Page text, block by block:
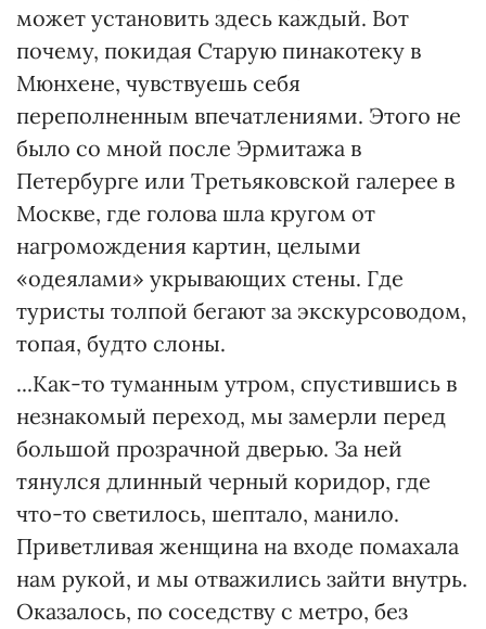
может установить здесь каждый. Вот
почему, покидая Старую пинакотеку в
Мюнхене, чувствуешь себя
переполненным впечатлениями. Этого не
было со мной после Эрмитажа в
Петербурге или Третьяковской галерее в
Москве, где голова шла кругом от
нагромождения картин, целыми
«одеялами» укрывающих стены. Где
туристы толпой бегают за экскурсоводом,
топая, будто слоны.
...Как-то туманным утром, спустившись в
незнакомый переход, мы замерли перед
большой прозрачной дверью. За ней
тянулся длинный черный коридор, где
что-то светилось, шептало, манило.
Приветливая женщина на входе помахала
нам рукой, и мы отважились зайти внутрь.
Оказалось, по соседству с метро, без